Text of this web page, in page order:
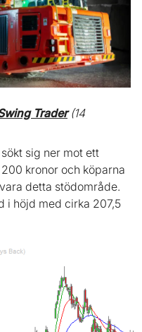
Trader(14
sig ner mot ett
kronor och köparna
detta stödområde.
i höjd med cirka 207,5